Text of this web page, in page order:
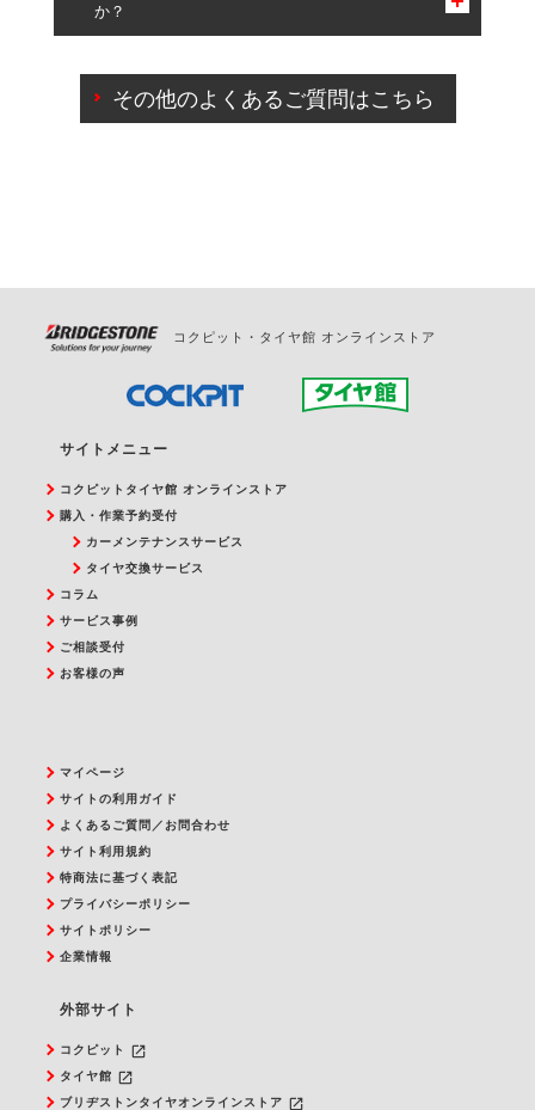
一部の商品・サービスの組み合わせに限り、同時にご予約が
出来ないものもございます。
か？
ご来店予約日の3営業日前を過ぎている場合のご予約
の日時変更につきましては、直接ご予約の店舗まで
その他のよくあるご質問はこちら
コクピット・タイヤ館 オンラインストア
サイトメニュー
コクピットタイヤ館 オンラインストア
購入・作業予約受付
カーメンテナンスサービス
タイヤ交換サービス
コラム
サービス事例
ご相談受付
お客様の声
マイページ
サイトの利用ガイド
よくあるご質問／お問合わせ
サイト利用規約
特商法に基づく表記
プライバシーポリシー
サイトポリシー
企業情報
外部サイト
コクピット launch
タイヤ館 launch
ブリヂストンタイヤオンラインストア launch